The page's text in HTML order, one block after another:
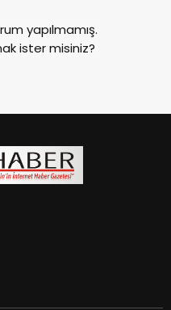
yapılmamış.
ister misiniz?